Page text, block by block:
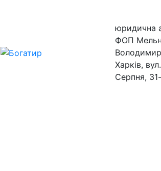
юридична
ФОП
Володимир
Харків,
Серпня,